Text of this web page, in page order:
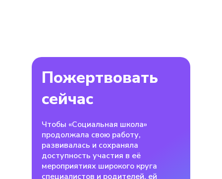
Пожертвовать
сейчас
Чтобы «Социальная школа»
продолжала свою работу,
развивалась и сохраняла
доступность участия в её
мероприятиях широкого круга
специалистов и родителей, ей